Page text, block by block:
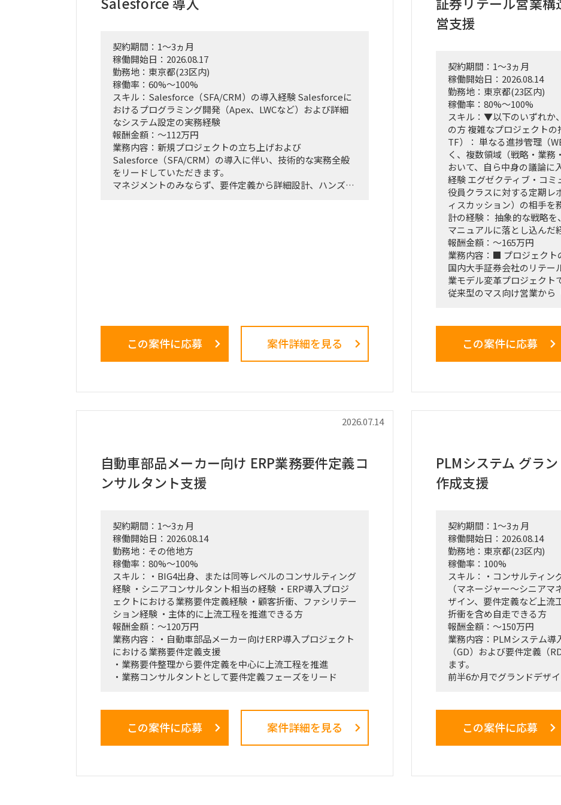
契約期間：1～3ヵ月
稼働開始日：2026.08.17
勤務地：東京都(23区内)
稼働率：60%～100%
スキル：Salesforce（SFA/CRM）の導入経験 Salesforceに
おけるプログラミング開発（Apex、LWCなど）および詳細
なシステム設定の実務経験
報酬金額：～112万円
業務内容：新規プロジェクトの立ち上げおよび
Salesforce（SFA/CRM）の導入に伴い、技術的な実務全般
をリードしていただきます。
マネジメントのみならず、要件定義から詳細設計、ハンズオ
クライアントの要望に応じた技術的な要件定義、および仕様
設計
働き方：要相談（リモートワーク中心を想定）
この案件に応募 案件詳細を見る
営支援
契約期間：1～3ヵ月
稼働開始日：2026.08.14
勤務地：東京都(23区内)
稼働率：80%～100%
スキル：▼以下のいずれか
の方 複雑なプロジェクト
TF）： 単なる進捗管理（
く、複数領域（戦略・業
おいて、自ら中身の議論に
経験 エグゼクティブ・コミ
役員クラスに対する定期レ
ィスカッション）の相手を
計の経験： 抽象的な戦略
マニュアルに落とし込んだ
報酬金額：～165万円
業務内容：■ プロジェクト
国内大手証券会社のリテー
業モデル変革プロジェクト
従来型のマス向け営業から
る最重要エンゲージメント
戦略ファームが描いた絵に
「横断タスクフォース（
IT（AI）の両面から中身
実質的にドライブさせるプ
割を期待しています。
富裕層向けセグメント戦略
どの「上流企画」と、現場
の推進を同時進行（アジャ
経営・役員クラスに対する
接のディスカッション（壁
「バディAI」「AIロープレ
ツールの要件定義から、
か（行動変容設計）までの
支店長やトップ営業経験を
のコアメンバーとタッグを
込みながら実効性の高い設
この案件に応募
2026.07.14
自動車部品メーカー向け ERP業務要件定義コ
ンサルタント支援
契約期間：1～3ヵ月
稼働開始日：2026.08.14
勤務地：その他地方
稼働率：80%～100%
スキル：・BIG4出身、または同等レベルのコンサルティング
経験 ・シニアコンサルタント相当の経験 ・ERP導入プロジ
ェクトにおける業務要件定義経験 ・顧客折衝、ファシリテー
ション経験 ・主体的に上流工程を推進できる方
報酬金額：～120万円
業務内容：・自動車部品メーカー向けERP導入プロジェクト
における業務要件定義支援
・業務要件整理から要件定義を中心に上流工程を推進
・業務コンサルタントとして要件定義フェーズをリード
この案件に応募 案件詳細を見る
PLMシステム グラ
作成支援
契約期間：1～3ヵ月
稼働開始日：2026.08.14
勤務地：東京都(23区内)
稼働率：100%
スキル：・コンサルティン
（マネージャー～シニア
ザイン、要件定義など上流
折衝を含め自走できる方
報酬金額：～150万円
業務内容：PLMシステム導
（GD）および要件定義（
ます。
前半6か月でグランドデザ
です。
この案件に応募